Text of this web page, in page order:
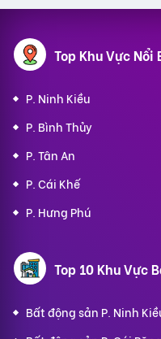
Top Khu Vực Nổi
P. Ninh Kiều
P. Bình Thủy
P. Tân An
P. Cái Khế
P. Hưng Phú
Top 10 Khu Vực
Bất động sản P. Ninh